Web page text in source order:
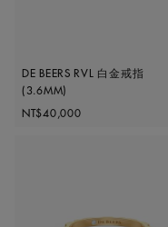
DE BEERS RVL 白金戒指
(3.6MM)
Original price
NT$40,000